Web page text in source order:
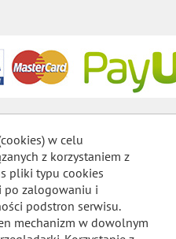
w celu
z korzystaniem z
pliki typu cookies
po zalogowaniu i
podstron serwisu.
mechanizm w dowolnym